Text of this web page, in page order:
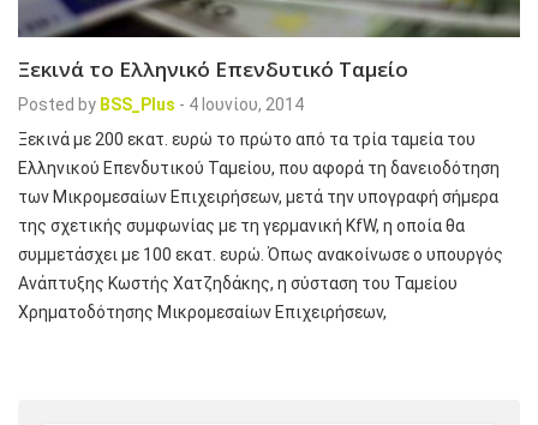
Ξεκινά το Ελληνικό Επενδυτικό Ταμείο
Posted by BSS_Plus - 4 Ιουνίου, 2014
Ξεκινά με 200 εκατ. ευρώ το πρώτο από τα τρία ταμεία του
Ελληνικού Επενδυτικού Ταμείου, που αφορά τη δανειοδότηση
των Μικρομεσαίων Επιχειρήσεων, μετά την υπογραφή σήμερα
της σχετικής συμφωνίας με τη γερμανική KfW, η οποία θα
συμμετάσχει με 100 εκατ. ευρώ. Όπως ανακοίνωσε ο υπουργός
Ανάπτυξης Κωστής Χατζηδάκης, η σύσταση του Ταμείου
Χρηματοδότησης Μικρομεσαίων Επιχειρήσεων,